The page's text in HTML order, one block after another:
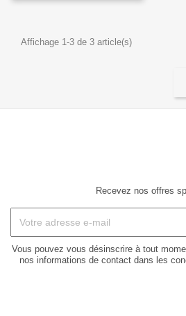
Affichage 1-3 de 3 article(s)
Recevez nos offres
Vous pouvez vous désinscrire à tout
nos informations de contact dans les